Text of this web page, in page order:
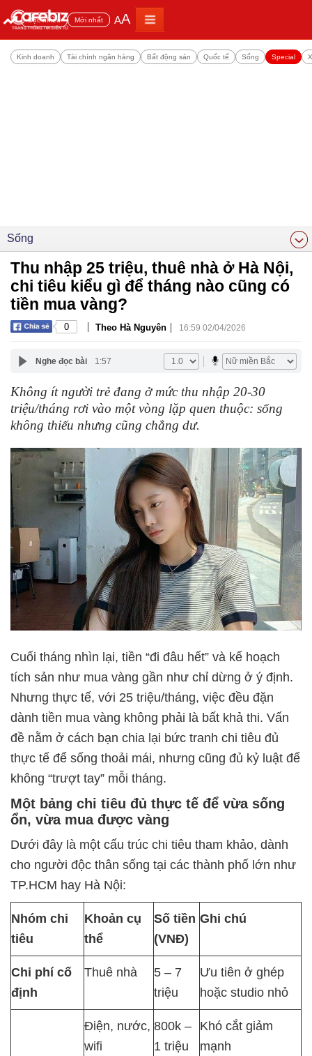
Đọc nhiều Mới nhất AA
Kinh doanh Tài chính ngân hàng Bất động sản Quốc tế Sống Special
Sống
Thu nhập 25 triệu, thuê nhà ở Hà Nội,
chi tiêu kiểu gì để tháng nào cũng có
tiền mua vàng?
0 | Theo Hà Nguyên | 16:59 02/04/2026
Nghe đọc bài 1:57
Không ít người trẻ đang ở mức thu nhập 20-30
triệu/tháng rơi vào một vòng lặp quen thuộc: sống
không thiếu nhưng cũng chẳng dư.
Cuối tháng nhìn lại, tiền “đi đâu hết” và kế hoạch
tích sản như mua vàng gần như chỉ dừng ở ý định.
Nhưng thực tế, với 25 triệu/tháng, việc đều đặn
dành tiền mua vàng không phải là bất khả thi. Vấn
đề nằm ở cách bạn chia lại bức tranh chi tiêu đủ
thực tế để sống thoải mái, nhưng cũng đủ kỷ luật để
không “trượt tay” mỗi tháng.
Một bảng chi tiêu đủ thực tế để vừa sống
ổn, vừa mua được vàng
Dưới đây là một cấu trúc chi tiêu tham khảo, dành
cho người độc thân sống tại các thành phố lớn như
TP.HCM hay Hà Nội:
Nhóm chi
tiêu
Khoản cụ
thể
Số tiền
(VNĐ)
Ghi chú
Chi phí cố
định
Thuê nhà
5 – 7
triệu
Ưu tiên ở ghép
hoặc studio nhỏ
Điện, nước,
wifi
800k –
1 triệu
Khó cắt giảm
mạnh